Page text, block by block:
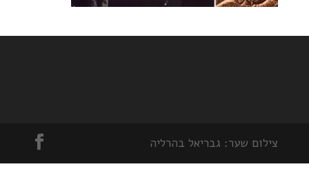
צילום שער: גבריאל בהרליה